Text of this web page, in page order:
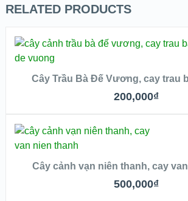
RELATED PRODUCTS
QUICK LOOK
Cây Trầu Bà Đế Vương, cay trau
200,000₫
QUICK LOOK
THÊM VÀO GIỎ
Cây cảnh vạn niên thanh, cay
500,000₫